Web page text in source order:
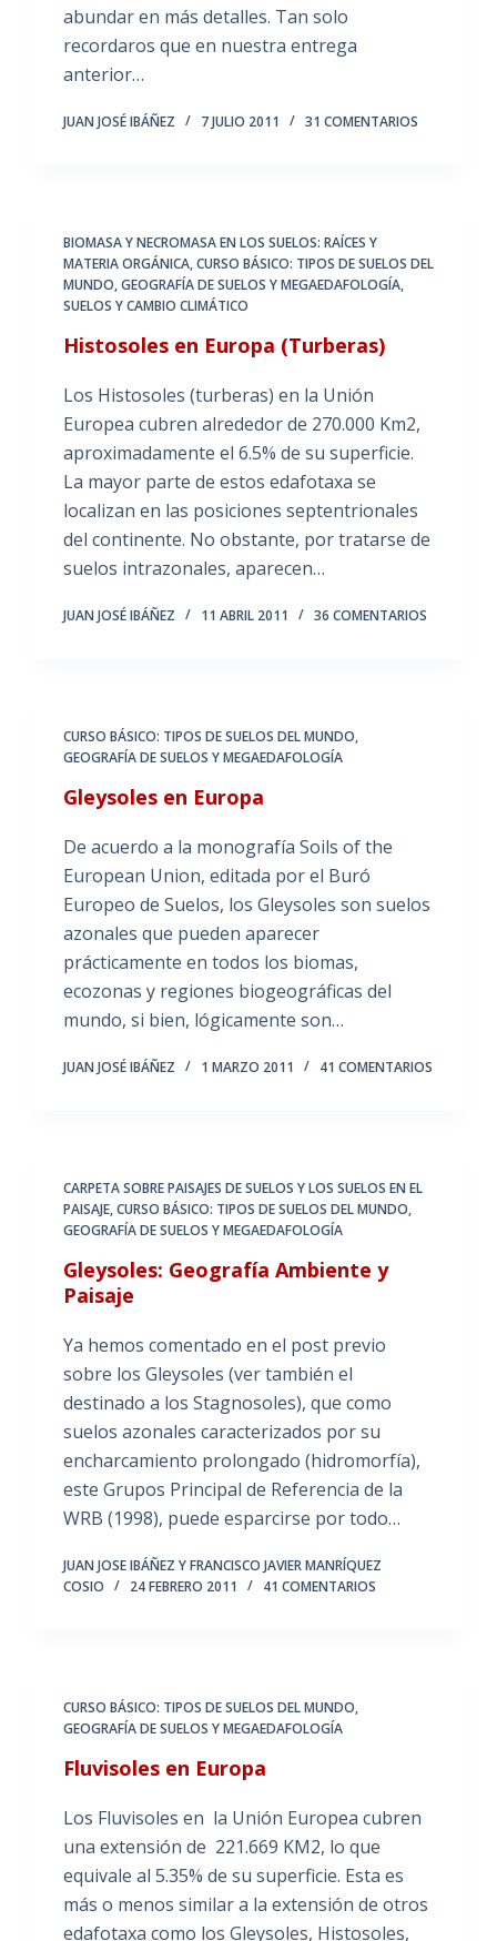
abundar en más detalles. Tan solo
recordaros que en nuestra entrega
anterior…
JUAN JOSÉ IBÁÑEZ 7 JULIO 2011 31 COMENTARIOS
BIOMASA Y NECROMASA EN LOS SUELOS: RAÍCES Y
MATERIA ORGÁNICA,CURSO BÁSICO: TIPOS DE SUELOS DEL
MUNDO,GEOGRAFÍA DE SUELOS Y MEGAEDAFOLOGÍA,
SUELOS Y CAMBIO CLIMÁTICO
Histosoles en Europa (Turberas)
Los Histosoles (turberas) en la Unión
Europea cubren alrededor de 270.000 Km2,
aproximadamente el 6.5% de su superficie.
La mayor parte de estos edafotaxa se
localizan en las posiciones septentrionales
del continente. No obstante, por tratarse de
suelos intrazonales, aparecen…
JUAN JOSÉ IBÁÑEZ 11 ABRIL 2011 36 COMENTARIOS
CURSO BÁSICO: TIPOS DE SUELOS DEL MUNDO,
GEOGRAFÍA DE SUELOS Y MEGAEDAFOLOGÍA
Gleysoles en Europa
De acuerdo a la monografía Soils of the
European Union, editada por el Buró
Europeo de Suelos, los Gleysoles son suelos
azonales que pueden aparecer
prácticamente en todos los biomas,
ecozonas y regiones biogeográficas del
mundo, si bien, lógicamente son…
JUAN JOSÉ IBÁÑEZ 1 MARZO 2011 41 COMENTARIOS
CARPETA SOBRE PAISAJES DE SUELOS Y LOS SUELOS EN EL
PAISAJE,CURSO BÁSICO: TIPOS DE SUELOS DEL MUNDO,
GEOGRAFÍA DE SUELOS Y MEGAEDAFOLOGÍA
Gleysoles: Geografía Ambiente y
Paisaje
Ya hemos comentado en el post previo
sobre los Gleysoles (ver también el
destinado a los Stagnosoles), que como
suelos azonales caracterizados por su
encharcamiento prolongado (hidromorfía),
este Grupos Principal de Referencia de la
WRB (1998), puede esparcirse por todo…
JUAN JOSE IBÁÑEZ Y FRANCISCO JAVIER MANRÍQUEZ
COSIO
24 FEBRERO 2011 41 COMENTARIOS
CURSO BÁSICO: TIPOS DE SUELOS DEL MUNDO,
GEOGRAFÍA DE SUELOS Y MEGAEDAFOLOGÍA
Fluvisoles en Europa
Los Fluvisoles en la Unión Europea cubren
una extensión de 221.669 KM2, lo que
equivale al 5.35% de su superficie. Esta es
más o menos similar a la extensión de otros
edafotaxa como los Gleysoles, Histosoles,